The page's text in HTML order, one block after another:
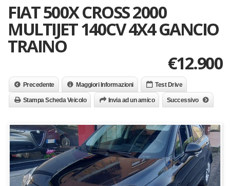
FIAT 500X CROSS 2000
MULTIJET 140CV 4X4 GANCIO
TRAINO
€12.900
Precedente Maggiori Informazioni Test Drive
Stampa Scheda Veicolo Invia ad un amico Successivo